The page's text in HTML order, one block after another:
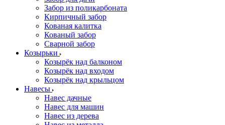
Забор из поликарбоната
Кирпичный забор
Кованая калитка
Кованый забор
Сварной забор
Козырьки
Козырёк над балконом
Козырёк над входом
Козырёк над крыльцом
Навесы
Навес дачные
Навес для машин
Навес из дерева